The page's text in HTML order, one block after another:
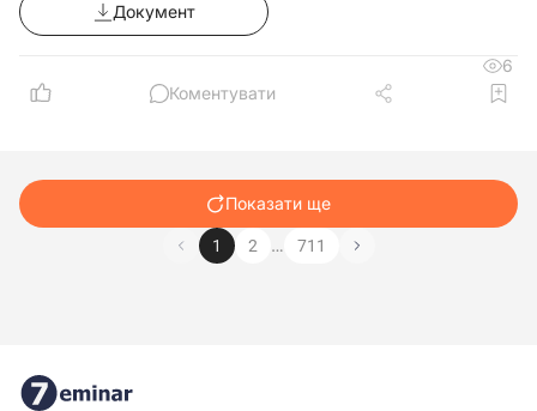
Документ
6
Коментувати
Показати ще
1 2 … 711